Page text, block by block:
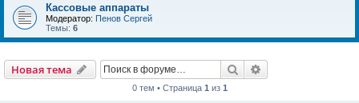
Кассовые аппараты
Модератор: Пенов Сергей
Темы: 6
Новая тема Поиск
0 тем • Страница 1 из 1